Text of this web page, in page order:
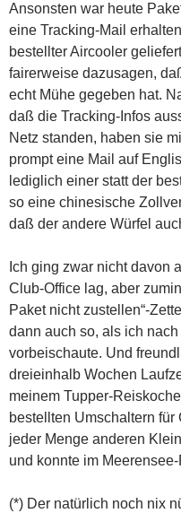
Ansonsten war heute
eine Tracking-Mail
bestellter Aircooler
fairerweise dazusagen,
echt Mühe gegeben hat.
daß die Tracking-Infos
Netz standen, haben sie
prompt eine Mail auf
lediglich einer statt der
so eine chinesische
daß der andere Würfel
Ich ging zwar nicht davon
Club-Office lag, aber
Paket nicht zustellen“-
dann auch so, als ich
vorbeischaute. Und
dreieinhalb Wochen
meinem Tupper-
bestellten Umschaltern
jeder Menge anderen
und konnte im
(*) Der natürlich noch nix